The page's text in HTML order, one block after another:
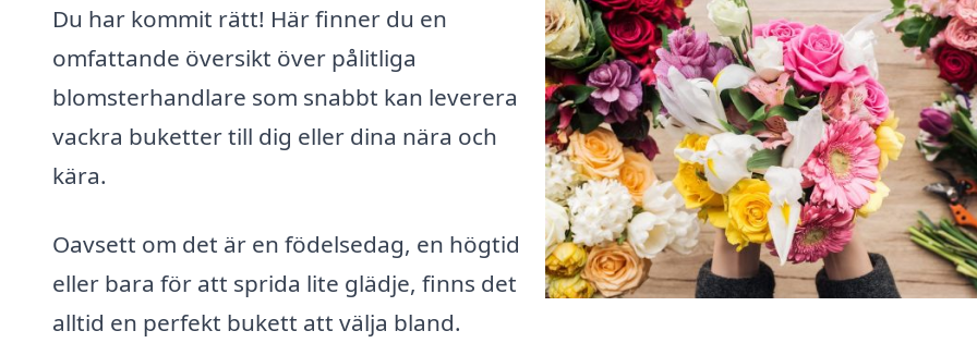
Du har kommit rätt! Här finner du en
omfattande översikt över pålitliga
blomsterhandlare som snabbt kan leverera
vackra buketter till dig eller dina nära och
kära.
Oavsett om det är en födelsedag, en högtid
eller bara för att sprida lite glädje, finns det
alltid en perfekt bukett att välja bland.